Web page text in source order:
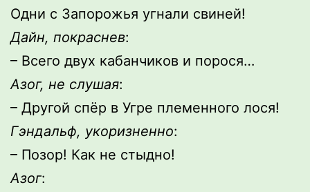
Одни с Запорожья угнали свиней!
Дайн, покраснев:
– Всего двух кабанчиков и порося…
Азог, не слушая:
– Другой спёр в Угре племенного лося!
Гэндальф, укоризненно:
– Позор! Как не стыдно!
Азог: